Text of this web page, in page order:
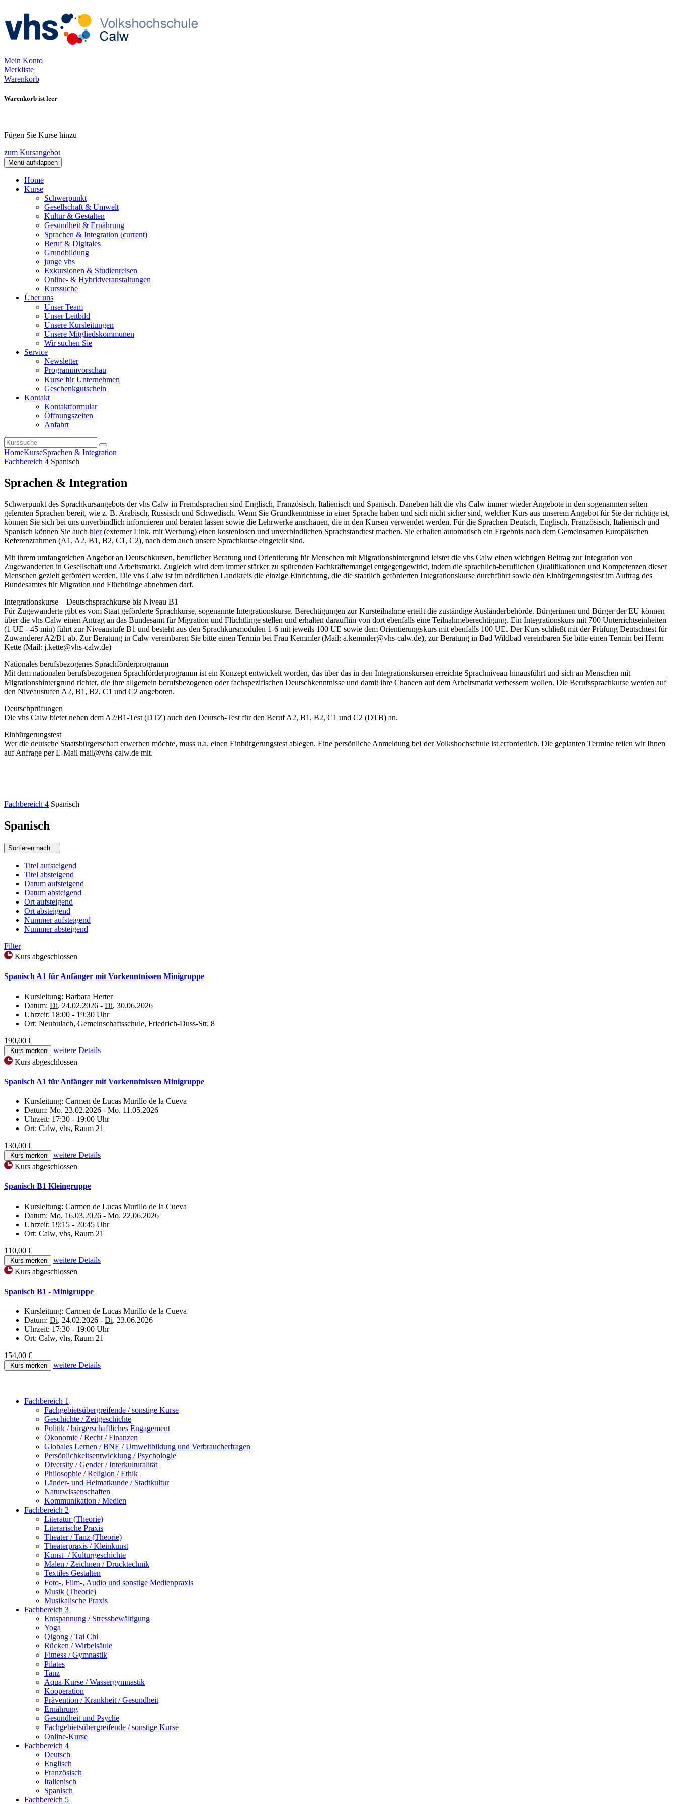
Mein Konto
Merkliste
Warenkorb
Warenkorb ist leer
Fügen Sie Kurse hinzu
zum Kursangebot
Menü aufklappen
Home
Kurse
Schwerpunkt
Gesellschaft & Umwelt
Kultur & Gestalten
Gesundheit & Ernährung
Sprachen & Integration (current)
Beruf & Digitales
Grundbildung
junge vhs
Exkursionen & Studienreisen
Online- & Hybridveranstaltungen
Kurssuche
Über uns
Unser Team
Unser Leitbild
Unsere Kursleitungen
Unsere Mitgliedskommunen
Wir suchen Sie
Service
Newsletter
Programmvorschau
Kurse für Unternehmen
Geschenkgutschein
Kontakt
Kontaktformular
Öffnungszeiten
Anfahrt
HomeKurseSprachen & Integration
Fachbereich 4 Spanisch
Sprachen & Integration
Schwerpunkt des Sprachkursangebots der vhs Calw in Fremdsprachen sind Englisch, Französisch, Italienisch und Spanisch. Daneben hält die vhs Calw immer wieder Angebote in den sogenannten selten
gelernten Sprachen bereit, wie z. B. Arabisch, Russisch und Schwedisch. Wenn Sie Grundkenntnisse in einer Sprache haben und sich nicht sicher sind, welcher Kurs aus unserem Angebot für Sie der richtige ist,
können Sie sich bei uns unverbindlich infor­mieren und beraten lassen sowie die Lehrwerke anschauen, die in den Kursen verwendet werden. Für die Sprachen Deutsch, Englisch, Französisch, Italienisch und
Spanisch können Sie auch hier(externer Link, mit Werbung) einen kostenlosen und unverbindlichen Sprachstandtest machen. Sie erhalten automatisch ein Ergebnis nach dem Gemeinsamen Europäischen
Referenzrahmen (A1, A2, B1, B2, C1, C2), nach dem auch unsere Sprachkurse eingeteilt sind.
Mit ihrem umfangreichen Angebot an Deutschkursen, beruflicher Beratung und Orientierung für Menschen mit Migrationshintergrund leistet die vhs Calw einen wichtigen Beitrag zur Integration von
Zugewanderten in Gesellschaft und Arbeitsmarkt. Zugleich wird dem immer stärker zu spürenden Fachkräftemangel entgegengewirkt, indem die sprachlich-beruflichen Qualifikationen und Kompetenzen dieser
Menschen gezielt gefördert werden. Die vhs Calw ist im nördlichen Landkreis die einzige Einrichtung, die die staatlich geförderten Integrationskurse durchführt sowie den Einbürgerungstest im Auftrag des
Bundesamtes für Migration und Flüchtlinge abnehmen darf.
Integrationskurse – Deutschsprachkurse bis Niveau B1
Für Zugewanderte gibt es vom Staat geförderte Sprachkurse, sogenannte Integrationskurse. Berechtigungen zur Kursteilnahme erteilt die zuständige Ausländerbehörde. Bürgerinnen und Bürger der EU können
über die vhs Calw einen Antrag an das Bundesamt für Migration und Flüchtlinge stellen und erhalten daraufhin von dort ebenfalls eine Teilnahmeberechtigung. Ein Integrationskurs mit 700 Unterrichtseinheiten
(1 UE - 45 min) führt zur Niveaustufe B1 und besteht aus den Sprachkursmodulen 1-6 mit jeweils 100 UE sowie dem Orientierungskurs mit ebenfalls 100 UE. Der Kurs schließt mit der Prüfung Deutschtest für
Zuwanderer A2/B1 ab. Zur Beratung in Calw vereinbaren Sie bitte einen Termin bei Frau Kemmler (Mail: a.kemmler@vhs-calw.de), zur Beratung in Bad Wildbad vereinbaren Sie bitte einen Termin bei Herrn
Kette (Mail: j.kette@vhs-calw.de)
Nationales berufsbezogenes Sprachförderprogramm
Mit dem nationalen berufsbezogenen Sprachförderprogramm ist ein Konzept entwickelt worden, das über das in den Integrationskursen erreichte Sprachniveau hinausführt und sich an Menschen mit
Migrationshintergrund richtet, die ihre allgemein berufsbezogenen oder fachspezifischen Deutschkenntnisse und damit ihre Chancen auf dem Arbeitsmarkt verbessern wollen. Die Berufssprachkurse werden auf
den Niveaustufen A2, B1, B2, C1 und C2 angeboten.
Deutschprüfungen
Die vhs Calw bietet neben dem A2/B1-Test (DTZ) auch den Deutsch-Test für den Beruf A2, B1, B2, C1 und C2 (DTB) an.
Einbürgerungstest
Wer die deutsche Staatsbürgerschaft erwerben möchte, muss u.a. einen Einbürgerungstest ablegen. Eine persönliche Anmeldung bei der Volkshochschule ist erforderlich. Die geplanten Termine teilen wir Ihnen
auf Anfrage per E-Mail mail@vhs-calw.de mit.
Fachbereich 4 Spanisch
Spanisch
Sortieren nach...
Titel aufsteigend
Titel absteigend
Datum aufsteigend
Datum absteigend
Ort aufsteigend
Ort absteigend
Nummer aufsteigend
Nummer absteigend
Filter
Kurs abgeschlossen
Spanisch A1 für Anfänger mit Vorkenntnissen Minigruppe
Kursleitung: Barbara Herter
Datum: Di. 24.02.2026 - Di. 30.06.2026
Uhrzeit: 18:00 - 19:30 Uhr
Ort: Neubulach, Gemeinschaftsschule, Friedrich-Duss-Str. 8
190,00 €
Kurs merken
weitere Details
Kurs abgeschlossen
Spanisch A1 für Anfänger mit Vorkenntnissen Minigruppe
Kursleitung: Carmen de Lucas Murillo de la Cueva
Datum: Mo. 23.02.2026 - Mo. 11.05.2026
Uhrzeit: 17:30 - 19:00 Uhr
Ort: Calw, vhs, Raum 21
130,00 €
Kurs merken
weitere Details
Kurs abgeschlossen
Spanisch B1 Kleingruppe
Kursleitung: Carmen de Lucas Murillo de la Cueva
Datum: Mo. 16.03.2026 - Mo. 22.06.2026
Uhrzeit: 19:15 - 20:45 Uhr
Ort: Calw, vhs, Raum 21
110,00 €
Kurs merken
weitere Details
Kurs abgeschlossen
Spanisch B1 - Minigruppe
Kursleitung: Carmen de Lucas Murillo de la Cueva
Datum: Di. 24.02.2026 - Di. 23.06.2026
Uhrzeit: 17:30 - 19:00 Uhr
Ort: Calw, vhs, Raum 21
154,00 €
Kurs merken weitere Details
Fachbereich 1
Fachgebietsübergreifende / sonstige Kurse
Geschichte / Zeitgeschichte
Politik / bürgerschaftliches Engagement
Ökonomie / Recht / Finanzen
Globales Lernen / BNE / Umweltbildung und Verbraucherfragen
Persönlichkeitsentwicklung / Psychologie
Diversity / Gender / Interkulturalität
Philosophie / Religion / Ethik
Länder- und Heimatkunde / Stadtkultur
Naturwissenschaften
Kommunikation / Medien
Fachbereich 2
Literatur (Theorie)
Literarische Praxis
Theater / Tanz (Theorie)
Theaterpraxis / Kleinkunst
Kunst- / Kulturgeschichte
Malen / Zeichnen / Drucktechnik
Textiles Gestalten
Foto-, Film-, Audio und sonstige Medienpraxis
Musik (Theorie)
Musikalische Praxis
Fachbereich 3
Entspannung / Stressbewältigung
Yoga
Qigong / Tai Chi
Rücken / Wirbelsäule
Fitness / Gymnastik
Pilates
Tanz
Aqua-Kurse / Wassergymnastik
Kooperation
Prävention / Krankheit / Gesundheit
Ernährung
Gesundheit und Psyche
Fachgebietsübergreifende / sonstige Kurse
Online-Kurse
Fachbereich 4
Deutsch
Englisch
Französisch
Italienisch
Spanisch
Fachbereich 5